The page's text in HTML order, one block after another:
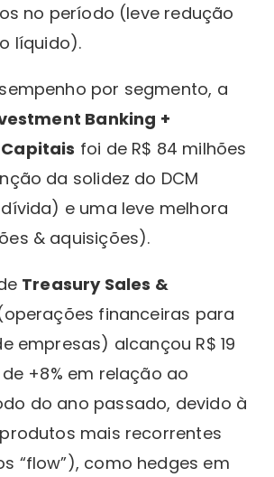
no período (leve redução
líquido).
por segmento, a
Banking +
foi de R$ 84 milhões
da solidez do DCM
e uma leve melhora
& aquisições).
Treasury Sales &
financeiras para
empresas) alcançou R$ 19
+8% em relação ao
do ano passado, devido à
mais recorrentes
“flow”), como hedges em